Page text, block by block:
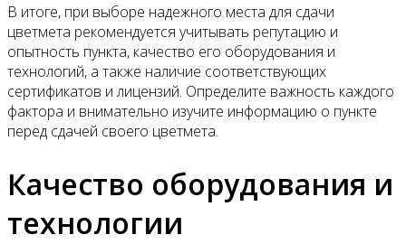
В итоге, при выборе надежного места для сдачи
цветмета рекомендуется учитывать репутацию и
опытность пункта, качество его оборудования и
технологий, а также наличие соответствующих
сертификатов и лицензий. Определите важность каждого
фактора и внимательно изучите информацию о пункте
перед сдачей своего цветмета.
Качество оборудования и
технологии